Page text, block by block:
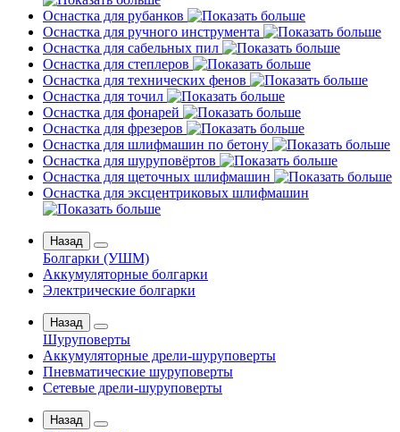
Оснастка для рубанков
Оснастка для ручного инструмента
Оснастка для сабельных пил
Оснастка для степлеров
Оснастка для технических фенов
Оснастка для точил
Оснастка для фонарей
Оснастка для фрезеров
Оснастка для шлифмашин по бетону
Оснастка для шуруповёртов
Оснастка для щеточных шлифмашин
Оснастка для эксцентриковых шлифмашин
Назад
Болгарки (УШМ)
Аккумуляторные болгарки
Электрические болгарки
Назад
Шуруповерты
Аккумуляторные дрели-шуруповерты
Пневматические шуруповерты
Сетевые дрели-шуруповерты
Назад